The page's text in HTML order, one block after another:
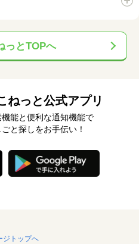
っとTOPへ
ねっと公式アプリ
能と便利な通知機能で
と探しをお手伝い！
ジトップへ